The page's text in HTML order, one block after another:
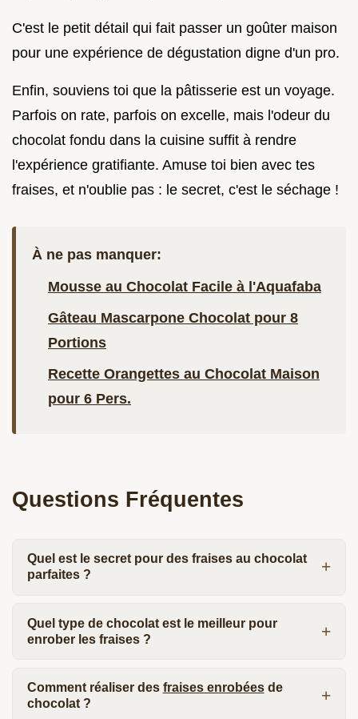
C'est le petit détail qui fait passer un goûter maison
pour une expérience de dégustation digne d'un pro.
Enfin, souviens toi que la pâtisserie est un voyage.
Parfois on rate, parfois on excelle, mais l'odeur du
chocolat fondu dans la cuisine suffit à rendre
l'expérience gratifiante. Amuse toi bien avec tes
fraises, et n'oublie pas : le secret, c'est le séchage !
À ne pas manquer:
Mousse au Chocolat Facile à l'Aquafaba
Gâteau Mascarpone Chocolat pour 8
Portions
Recette Orangettes au Chocolat Maison
pour 6 Pers.
Questions Fréquentes
Quel est le secret pour des fraises au chocolat
parfaites ?
Quel type de chocolat est le meilleur pour
enrober les fraises ?
Comment réaliser des fraises enrobéesde
chocolat ?